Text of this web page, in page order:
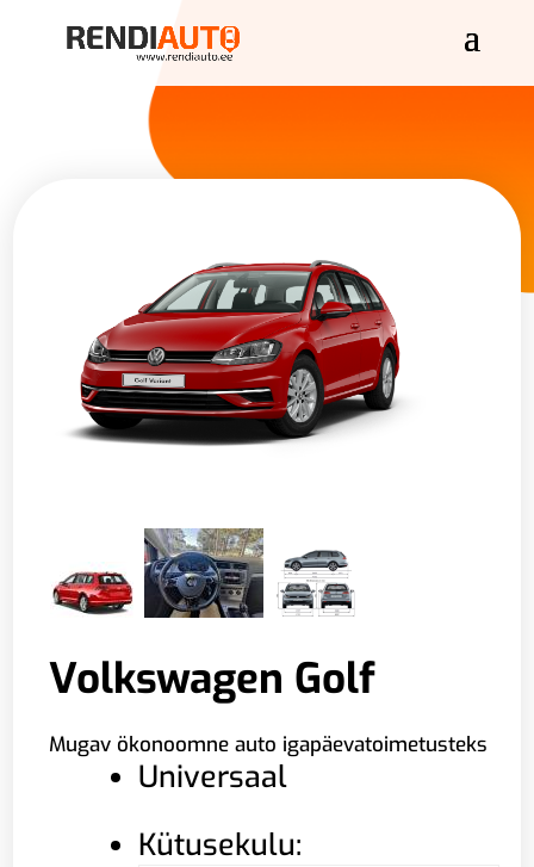
Volkswagen Golf
Mugav ökonoomne auto igapäevatoimetusteks
Universaal
Kütusekulu: